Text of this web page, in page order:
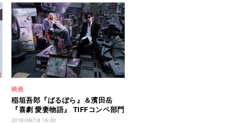
映画
稲垣吾郎『ばるぼら』＆濱田岳
『喜劇 愛妻物語』 TIFFコンペ部門
に出品
2019/09/18 16:00